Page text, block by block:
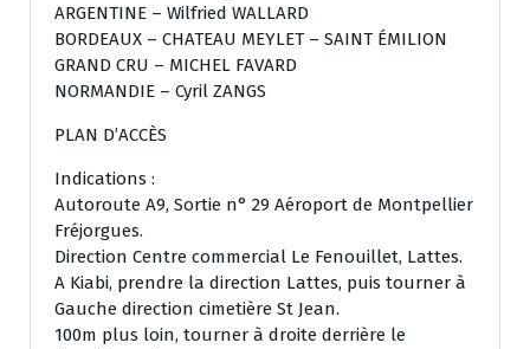
ARGENTINE – Wilfried WALLARD
BORDEAUX – CHATEAU MEYLET – SAINT ÉMILION
GRAND CRU – MICHEL FAVARD
NORMANDIE – Cyril ZANGS
PLAN D’ACCÈS
Indications :
Autoroute A9, Sortie n° 29 Aéroport de Montpellier
Fréjorgues.
Direction Centre commercial Le Fenouillet, Lattes.
A Kiabi, prendre la direction Lattes, puis tourner à
Gauche direction cimetière St Jean.
100m plus loin, tourner à droite derrière le